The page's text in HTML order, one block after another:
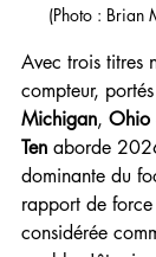
(Photo : Brian
Avec trois titres
compteur,
Michigan, Ohio
Ten aborde
dominante du
rapport de
considérée